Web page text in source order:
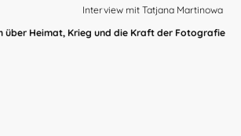
Interview mit Tatjana Martinowa
über Heimat, Krieg und die Kraft der Fotografie